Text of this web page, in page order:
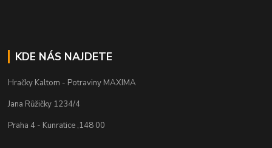
KDE NÁS NAJDETE
Hračky Kaltom - Potraviny MAXIMA
Jana Růžičky 1234/4
Praha 4 - Kunratice ,148 00